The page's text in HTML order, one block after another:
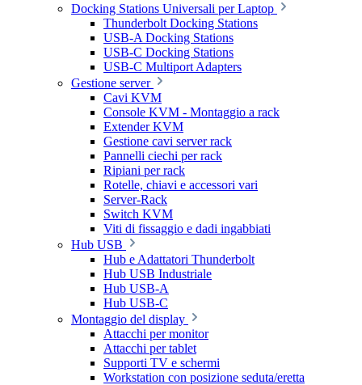
Docking Stations Universali per Laptop
Thunderbolt Docking Stations
USB-A Docking Stations
USB-C Docking Stations
USB-C Multiport Adapters
Gestione server
Cavi KVM
Console KVM - Montaggio a rack
Extender KVM
Gestione cavi server rack
Pannelli ciechi per rack
Ripiani per rack
Rotelle, chiavi e accessori vari
Server-Rack
Switch KVM
Viti di fissaggio e dadi ingabbiati
Hub USB
Hub e Adattatori Thunderbolt
Hub USB Industriale
Hub USB-A
Hub USB-C
Montaggio del display
Attacchi per monitor
Attacchi per tablet
Supporti TV e schermi
Workstation con posizione seduta/eretta